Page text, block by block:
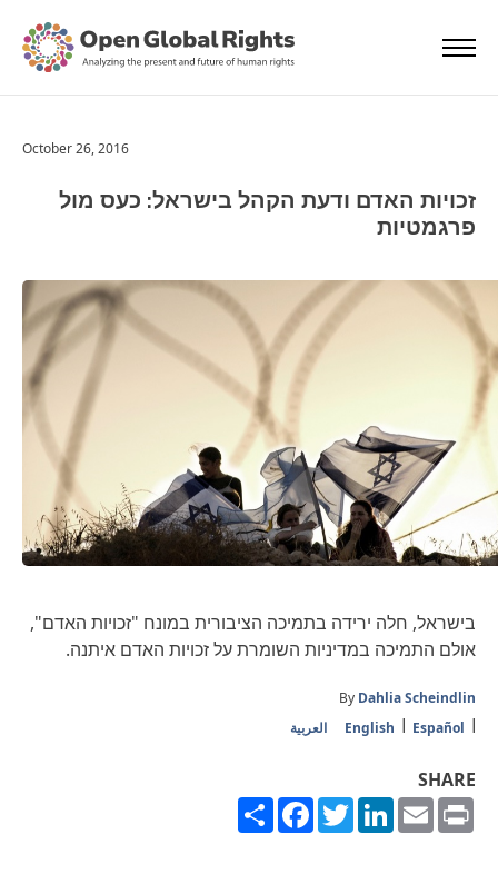
October 26, 2016
זכויות האדם ודעת הקהל בישראל: כעס מול
פרגמטיות
בישראל, חלה ירידה בתמיכה הציבורית במונח "זכויות האדם",
אולם התמיכה במדיניות השומרת על זכויות האדם איתנה.
By Dahlia Scheindlin
English
Español العربية
SHARE
Share
FacebookTwitterLinkedInEmailPrint